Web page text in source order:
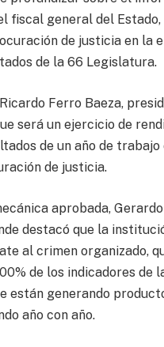
fiscal general del
de justicia en la
de la 66 Legislatura.
Ferro Baeza,
será un ejercicio de
de un año de
de justicia.
aprobada,
destacó que la
al crimen organizado,
de los indicadores
están generando
año con año.